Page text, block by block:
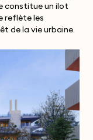
constitue un ilot
reflète les
de la vie urbaine.